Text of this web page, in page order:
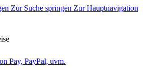
Zur Suche springen Zur Hauptnavigation
Pay, PayPal, uvm.